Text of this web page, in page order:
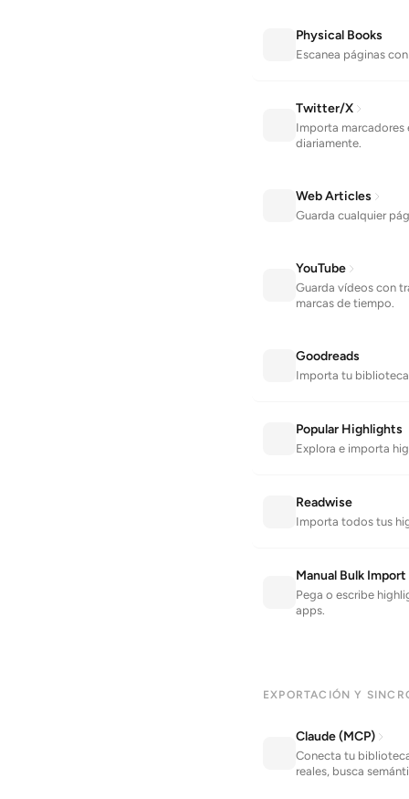
Physical Books
Escanea páginas
Twitter/X
Importa marcadores
diariamente.
Web Articles
Guarda cualquier
YouTube
Guarda vídeos con
marcas de tiempo.
Goodreads
Importa tu
Popular Highlights
Explora e importa
Readwise
Importa todos tus
Manual Bulk Import
Pega o escribe
apps.
EXPORTACIÓN Y
Claude (MCP)
Conecta tu
reales, busca